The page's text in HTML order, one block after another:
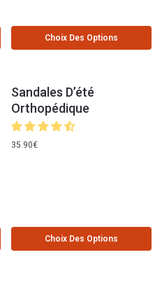
Choix Des Options
Sandales D’été
Orthopédique
35.90€
Choix Des Options